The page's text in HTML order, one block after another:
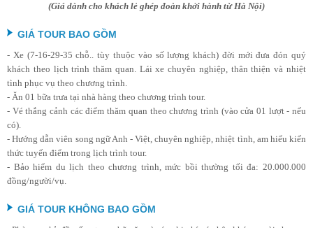
(Giá dành cho khách lẻ ghép đoàn khởi hành từ Hà Nội)
GIÁ TOUR BAO GỒM
- Xe (7-16-29-35 chỗ.. tùy thuộc vào số lượng khách) đời mớiđưa đón quý
khách theo lịch trình thăm quan. Lái xe chuyên nghiệp, thân thiện và nhiệt
tình phục vụ theo chương trình.
- Ăn 01 bữa trưa tại nhà hàng theo chương trình tour.
- Vé thắng cảnh các điểm thăm quan theo chương trình (vào cửa 01 lượt - nếu
có).
- Hướng dẫn viên song ngữ Anh - Việt, chuyên nghiệp, nhiệt tình, am hiểu kiến
thức tuyến điểm trong lịch trình tour.
- Bảo hiểm du lịch theo chương trình, mức bồi thường tối đa: 20.000.000
đồng/người/vụ.
GIÁ TOUR KHÔNG BAO GỒM